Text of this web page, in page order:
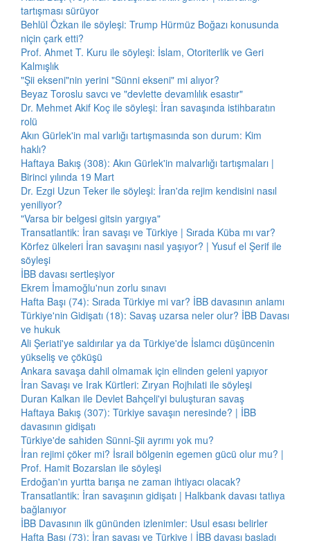
tartışması sürüyor
Behlül Özkan ile söyleşi: Trump Hürmüz Boğazı konusunda
niçin çark etti?
Prof. Ahmet T. Kuru ile söyleşi: İslam, Otoriterlik ve Geri
Kalmışlık
"Şii ekseni"nin yerini "Sünni ekseni" mi alıyor?
Beyaz Toroslu savcı ve "devlette devamlılık esastır"
Dr. Mehmet Akif Koç ile söyleşi: İran savaşında istihbaratın
rolü
Akın Gürlek'in mal varlığı tartışmasında son durum: Kim
haklı?
Haftaya Bakış (308): Akın Gürlek'in malvarlığı tartışmaları |
Birinci yılında 19 Mart
Dr. Ezgi Uzun Teker ile söyleşi: İran'da rejim kendisini nasıl
yeniliyor?
"Varsa bir belgesi gitsin yargıya"
Transatlantik: İran savaşı ve Türkiye | Sırada Küba mı var?
Körfez ülkeleri İran savaşını nasıl yaşıyor? | Yusuf el Şerif ile
söyleşi
İBB davası sertleşiyor
Ekrem İmamoğlu'nun zorlu sınavı
Hafta Başı (74): Sırada Türkiye mi var? İBB davasının anlamı
Türkiye'nin Gidişatı (18): Savaş uzarsa neler olur? İBB Davası
ve hukuk
Ali Şeriati'ye saldırılar ya da Türkiye'de İslamcı düşüncenin
yükseliş ve çöküşü
Ankara savaşa dahil olmamak için elinden geleni yapıyor
İran Savaşı ve Irak Kürtleri: Zıryan Rojhılati ile söyleşi
Duran Kalkan ile Devlet Bahçeli'yi buluşturan savaş
Haftaya Bakış (307): Türkiye savaşın neresinde? | İBB
davasının gidişatı
Türkiye'de sahiden Sünni-Şii ayrımı yok mu?
İran rejimi çöker mi? İsrail bölgenin egemen gücü olur mu? |
Prof. Hamit Bozarslan ile söyleşi
Erdoğan'ın yurtta barışa ne zaman ihtiyacı olacak?
Transatlantik: İran savaşının gidişatı | Halkbank davası tatlıya
bağlanıyor
İBB Davasının ilk gününden izlenimler: Usul esası belirler
Hafta Başı (73): İran savaşı ve Türkiye | İBB davası başladı